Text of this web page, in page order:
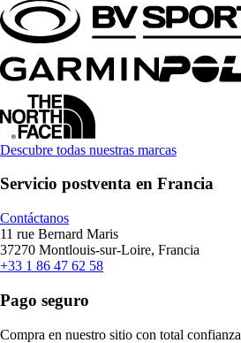
Descubre todas nuestras marcas
Servicio postventa en Francia
Contáctanos
11 rue Bernard Maris
37270 Montlouis-sur-Loire, Francia
+33 1 86 47 62 58
Pago seguro
Compra en nuestro sitio con total confianza